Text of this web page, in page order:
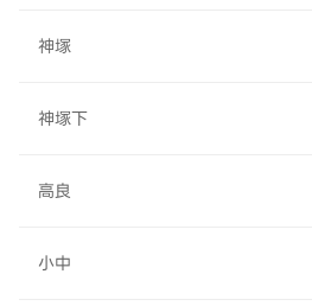
神塚
神塚下
高良
小中